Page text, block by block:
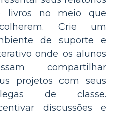
livros no meio que
Crie um
de suporte e
onde os alunos
compartilhar
projetos com seus
de classe.
discussões e